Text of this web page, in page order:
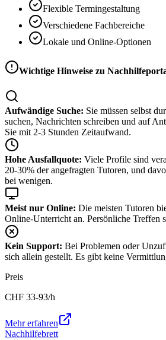
Flexible Termingestaltung
Verschiedene Fachbereiche
Lokale und Online-Optionen
Wichtige Hinweise zu
Aufwändige Suche: Sie müssen selbst
suchen, Nachrichten schreiben und auf
Sie mit 2-3 Stunden Zeitaufwand.
Hohe Ausfallquote: Viele Profile sind
20-30% der angefragten Tutoren, und
bei wenigen.
Meist nur Online: Die meisten Tutoren
Online-Unterricht an. Persönliche Treffen
Kein Support: Bei Problemen oder
sich allein gestellt. Es gibt keine
Preis
CHF 33-93/h
Mehr erfahren
Nachhilfebrett